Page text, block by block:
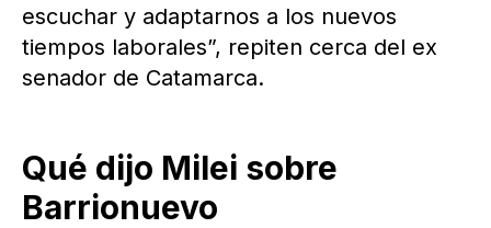
escuchar y adaptarnos a los nuevos
tiempos laborales”, repiten cerca del ex
senador de Catamarca.
Qué dijo Milei sobre
Barrionuevo